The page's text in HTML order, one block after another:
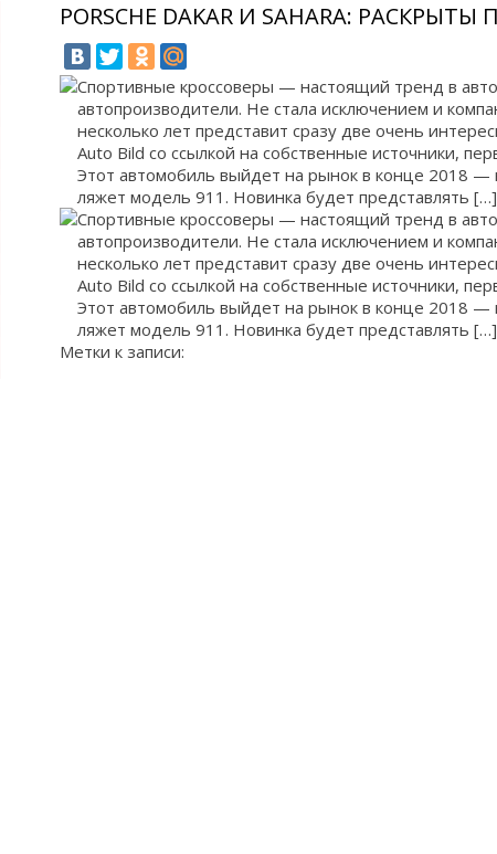
PORSCHE DAKAR И SAHARA:
Спортивные кроссоверы — настоящий тренд в
автопроизводители. Не стала исключением и
несколько лет представит сразу две очень
Auto Bild со ссылкой на собственные источники,
Этот автомобиль выйдет на рынок в конце 2018 —
ляжет модель 911. Новинка будет представлять […]
Спортивные кроссоверы — настоящий тренд в
автопроизводители. Не стала исключением и
несколько лет представит сразу две очень
Auto Bild со ссылкой на собственные источники,
Этот автомобиль выйдет на рынок в конце 2018 —
ляжет модель 911. Новинка будет представлять […]
Метки к записи: